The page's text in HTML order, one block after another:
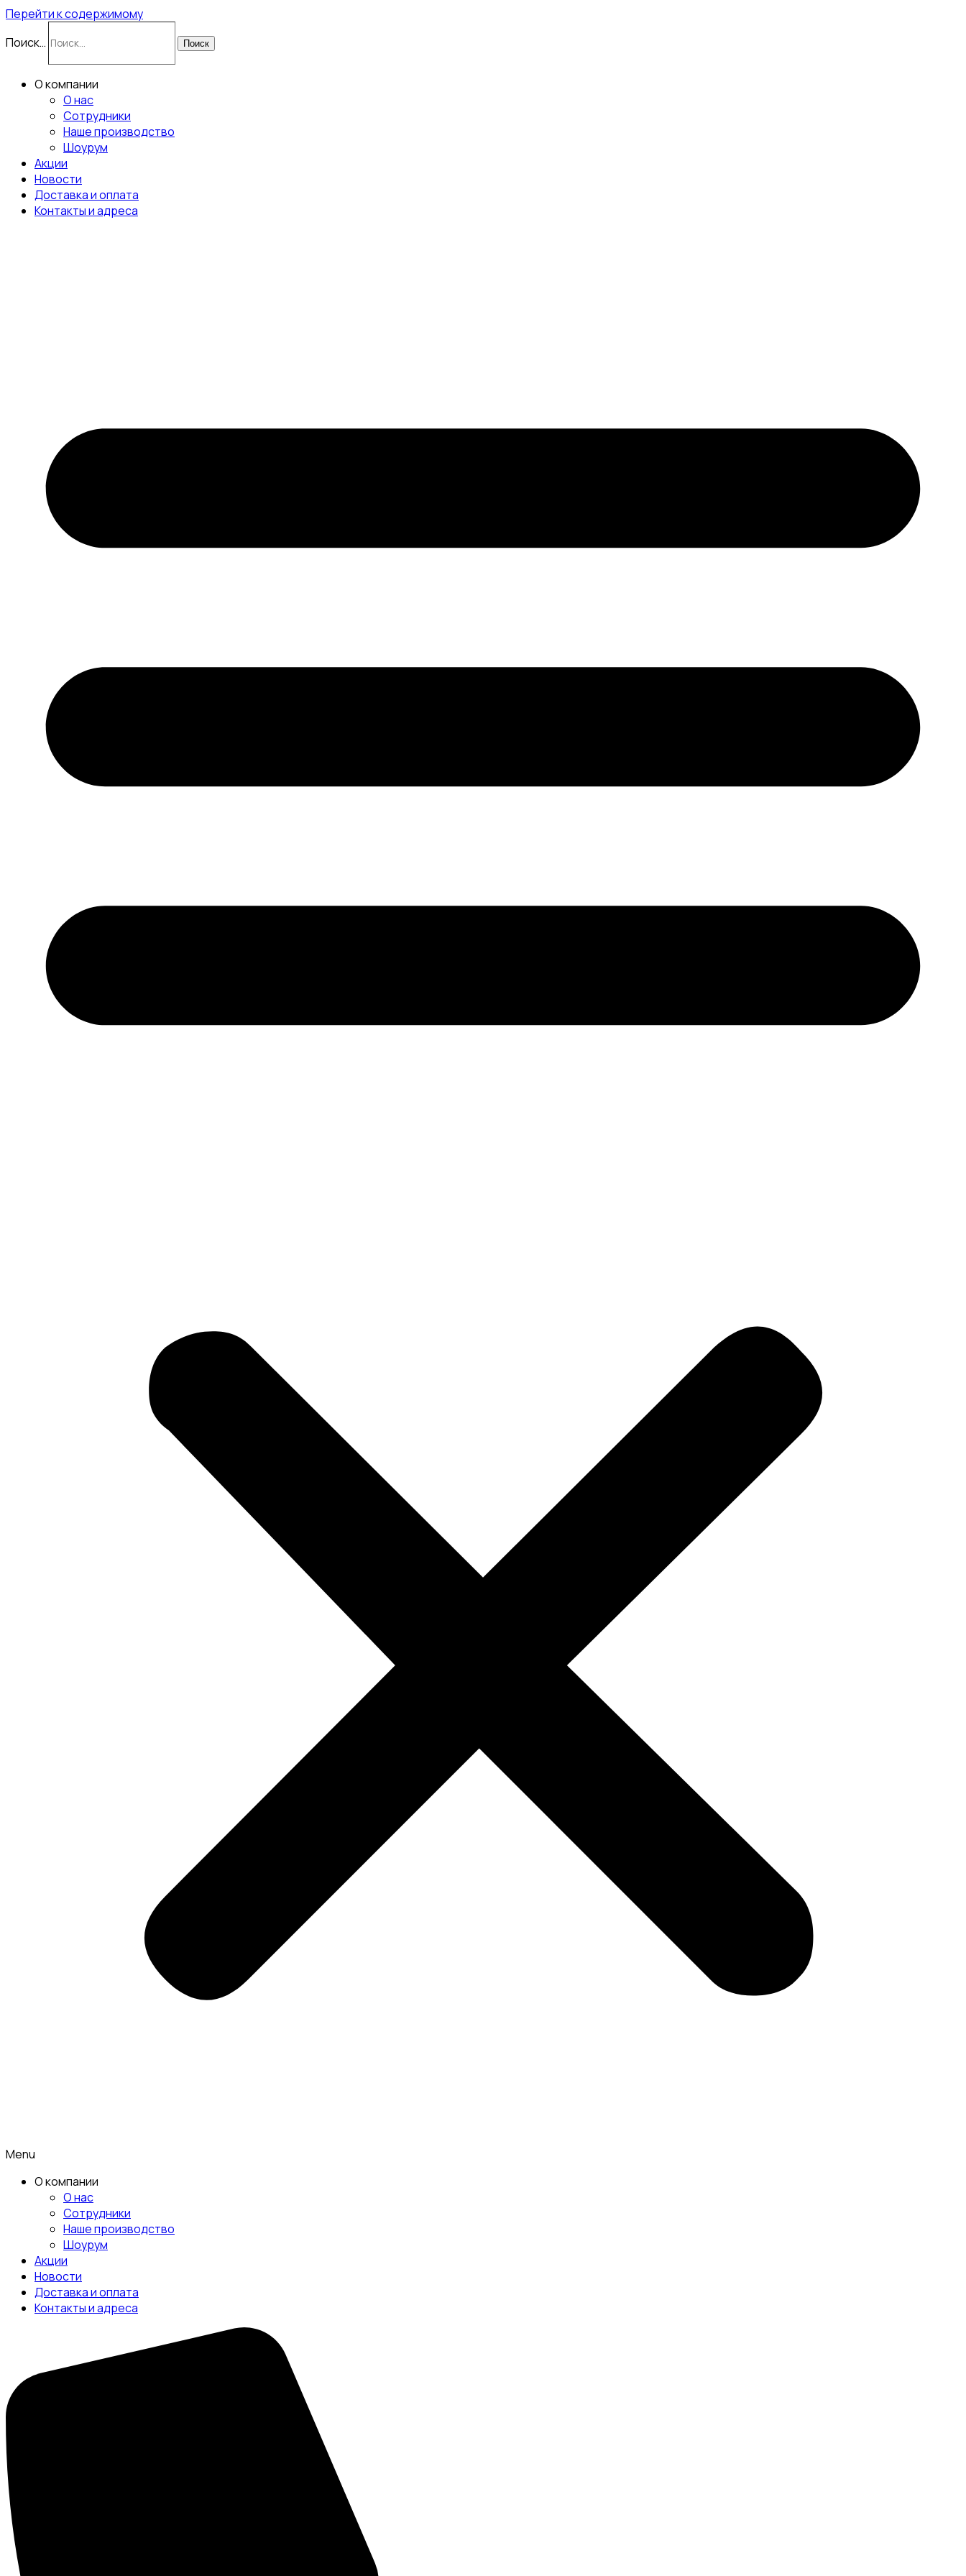
Перейти к содержимому
Поиск…
Поиск
О компании
О нас
Сотрудники
Наше производство
Шоурум
Акции
Новости
Доставка и оплата
Контакты и адреса
Menu
О компании
О нас
Сотрудники
Наше производство
Шоурум
Акции
Новости
Доставка и оплата
Контакты и адреса